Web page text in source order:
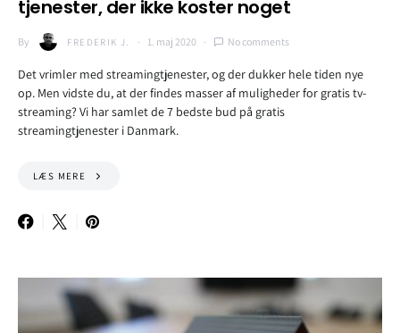
tjenester, der ikke koster noget
By FREDERIK J. 1. maj 2020 No comments
Det vrimler med streamingtjenester, og der dukker hele tiden nye
op. Men vidste du, at der findes masser af muligheder for gratis tv-
streaming? Vi har samlet de 7 bedste bud på gratis
streamingtjenester i Danmark.
LÆS MERE